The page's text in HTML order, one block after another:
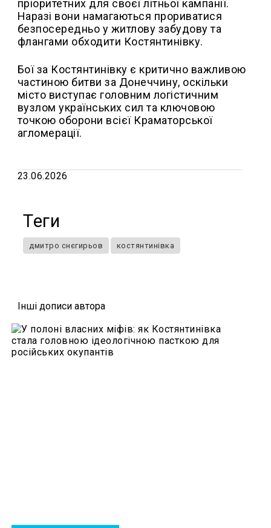
пріоритетних для своєї літньої кампанії.
Наразі вони намагаються прориватися
безпосередньо у житлову забудову та
флангами обходити Костянтинівку.
Бої за Костянтинівку є критично важливою
частиною битви за Донеччину, оскільки
місто виступає головним логістичним
вузлом українських сил та ключовою
точкою оборони всієї Краматорської
агломерації.
23.06.2026
Теги
дмитро снєгирьов костянтинівка
Iншi дописи автора